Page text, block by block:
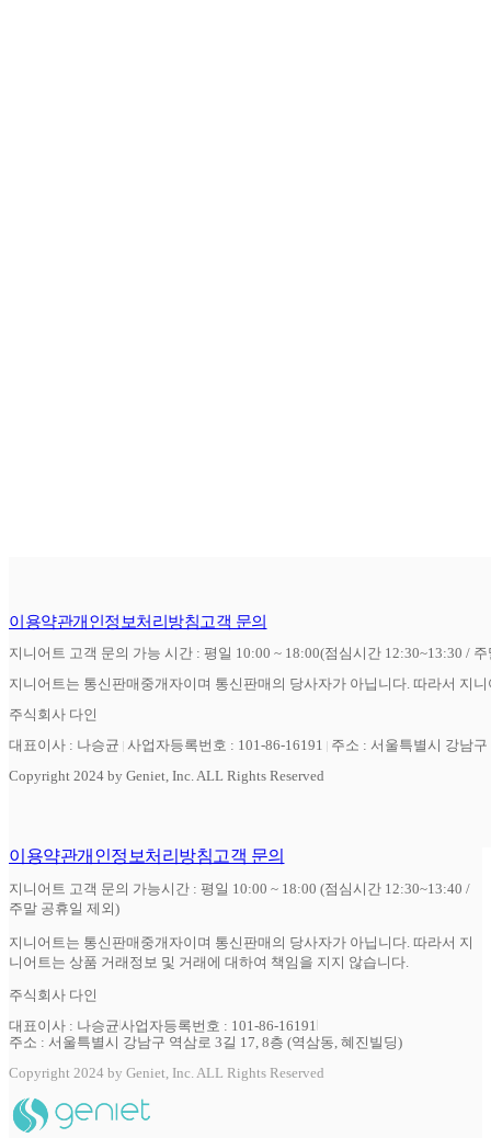
이용약관개인정보처리방침고객 문의
지니어트 고객 문의 가능 시간 : 평일 10:00 ~ 18:00(점심시간 12:30~13:30 /
지니어트는 통신판매중개자이며 통신판매의 당사자가 아닙니다. 따라서 지
주식회사 다인
대표이사 : 나승균 사업자등록번호 : 101-86-16191
주소 : 서울특별시 강남
Copyright 2024 by Geniet, Inc. ALL Rights Reserved
이용약관개인정보처리방침고객 문의
지니어트 고객 문의 가능시간 : 평일 10:00 ~ 18:00 (점심시간 12:30~13:40 /
주말 공휴일 제외)
지니어트는 통신판매중개자이며 통신판매의 당사자가 아닙니다. 따라서 지
니어트는 상품 거래정보 및 거래에 대하여 책임을 지지 않습니다.
주식회사 다인
대표이사 : 나승균사업자등록번호 : 101-86-16191
주소 : 서울특별시 강남구 역삼로 3길 17, 8층 (역삼동, 혜진빌딩)
Copyright 2024 by Geniet, Inc. ALL Rights Reserved